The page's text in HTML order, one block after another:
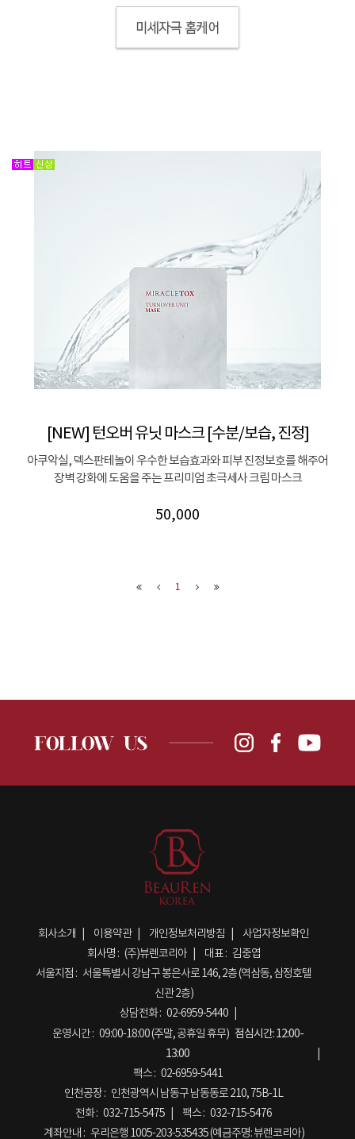
[NEW] 턴오버 유닛 마스크 [수분/보습, 진정]
아쿠악실, 덱스판테놀이 우수한 보습효과와 피부 진정보호를 해주어
장벽 강화에 도움을 주는 프리미엄 초극세사 크림 마스크
50,000
1
회사소개 이용약관 개인정보처리방침
사업자정보확인
회사명 : (주)뷰렌코리아 대표 : 김중엽
서울지점 : 서울특별시 강남구 봉은사로 146, 2층 (역삼동, 삼정호텔
신관 2층)
상담전화 : 02-6959-5440
운영시간 : 09:00-18:00 (주말, 공휴일 휴무) 점심시간:12:00-
13:00
팩스 : 02-6959-5441
인천공장 : 인천광역시 남동구 남동동로 210, 75B-1L
전화 : 032-715-5475 팩스 : 032-715-5476
계좌안내 : 우리은행 1005-203-535435 (예금주명: 뷰렌코리아)